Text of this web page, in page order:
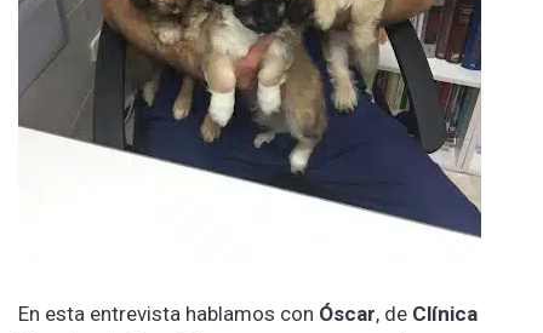
En esta entrevista hablamos con Óscar, de Clínica